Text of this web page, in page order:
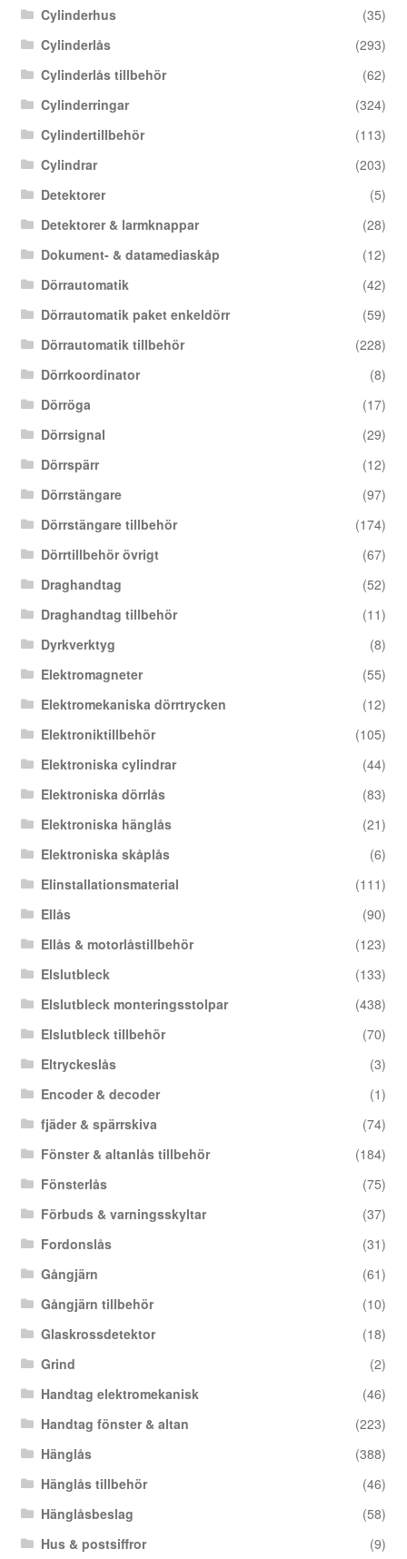
Cylinderhus
(35)
Cylinderlås
(293)
Cylinderlås tillbehör
(62)
Cylinderringar
(324)
Cylindertillbehör
(113)
Cylindrar
(203)
Detektorer
(5)
Detektorer & larmknappar
(28)
Dokument- & datamediaskåp
(12)
Dörrautomatik
(42)
Dörrautomatik paket enkeldörr
(59)
Dörrautomatik tillbehör
(228)
Dörrkoordinator
(8)
Dörröga
(17)
Dörrsignal
(29)
Dörrspärr
(12)
Dörrstängare
(97)
Dörrstängare tillbehör
(174)
Dörrtillbehör övrigt
(67)
Draghandtag
(52)
Draghandtag tillbehör
(11)
Dyrkverktyg
(8)
Elektromagneter
(55)
Elektromekaniska dörrtrycken
(12)
Elektroniktillbehör
(105)
Elektroniska cylindrar
(44)
Elektroniska dörrlås
(83)
Elektroniska hänglås
(21)
Elektroniska skåplås
(6)
Elinstallationsmaterial
(111)
Ellås
(90)
Ellås & motorlåstillbehör
(123)
Elslutbleck
(133)
Elslutbleck monteringsstolpar
(438)
Elslutbleck tillbehör
(70)
Eltryckeslås
(3)
Encoder & decoder
(1)
fjäder & spärrskiva
(74)
Fönster & altanlås tillbehör
(184)
Fönsterlås
(75)
Förbuds & varningsskyltar
(37)
Fordonslås
(31)
Gångjärn
(61)
Gångjärn tillbehör
(10)
Glaskrossdetektor
(18)
Grind
(2)
Handtag elektromekanisk
(46)
Handtag fönster & altan
(223)
Hänglås
(388)
Hänglås tillbehör
(46)
Hänglåsbeslag
(58)
Hus & postsiffror
(9)